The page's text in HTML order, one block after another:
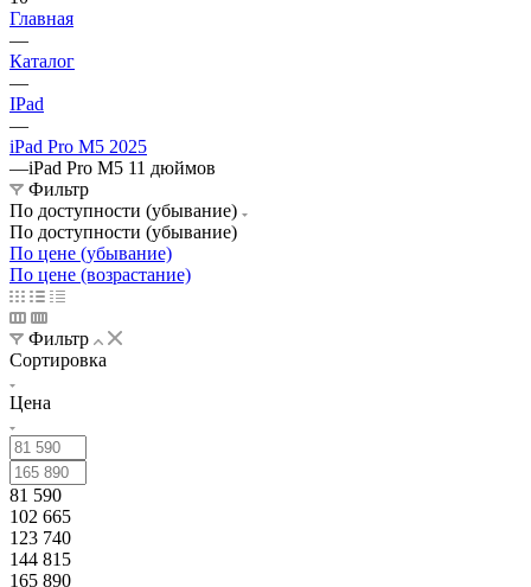
Главная
—
Каталог
—
IPad
—
iPad Pro M5 2025
—iPad Pro M5 11 дюймов
Фильтр
По доступности (убывание)
По доступности (убывание)
По цене (убывание)
По цене (возрастание)
Фильтр
Сортировка
Цена
81 590
102 665
123 740
144 815
165 890